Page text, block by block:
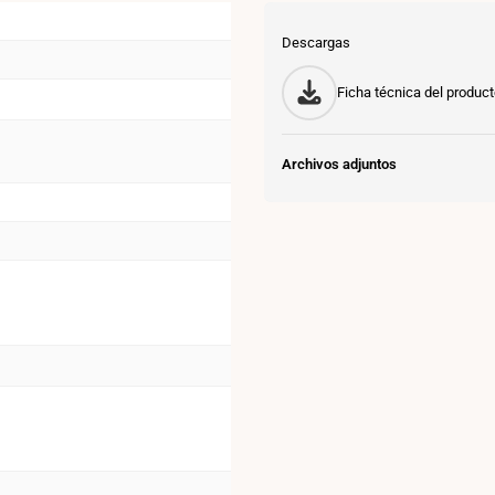
Descargas
Ficha técnica del
Archivos adjuntos